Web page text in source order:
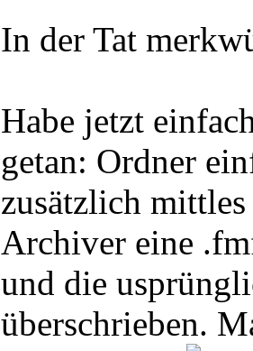
In der Tat
Habe jetzt
getan: Ordner
zusätzlich mittles
Archiver eine
und die
überschrieben.